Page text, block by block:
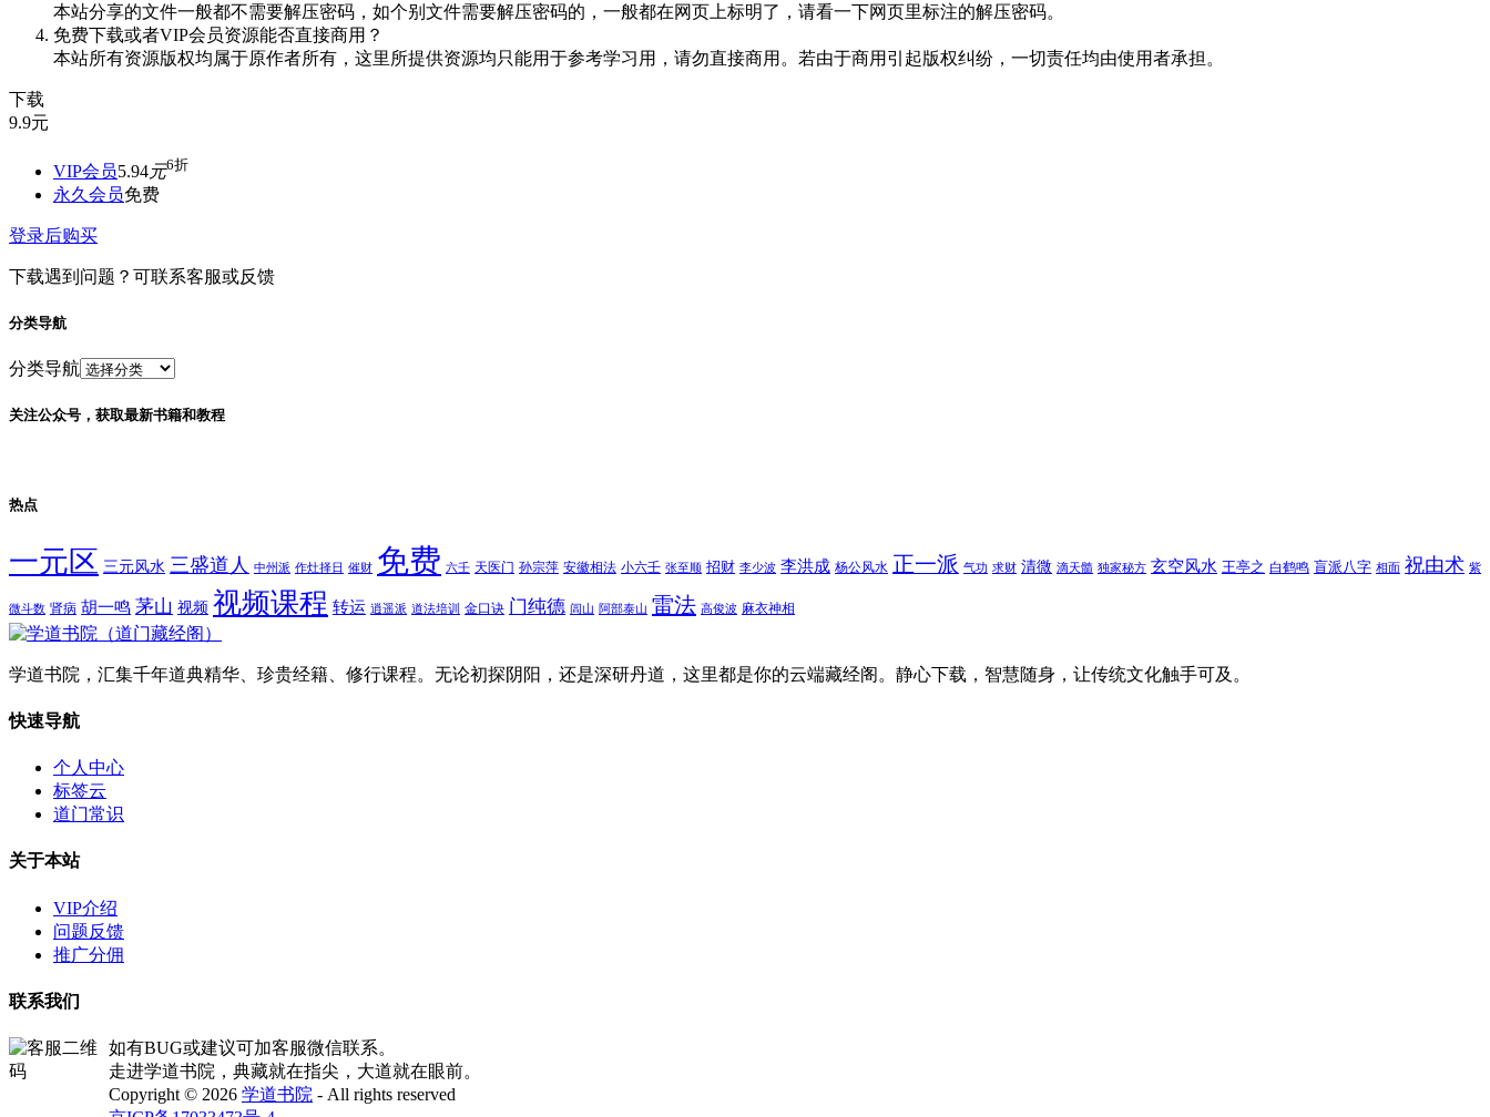
本站分享的文件一般都不需要解压密码，如个别文件需要解压密码的，一般都在网页上标明了，请看一下网页里标注的解压密码。
免费下载或者VIP会员资源能否直接商用？
本站所有资源版权均属于原作者所有，这里所提供资源均只能用于参考学习用，请勿直接商用。若由于商用引起版权纠纷，一切责任均由使用者承担。
下载
9.9元
VIP会员5.94元6折
永久会员免费
登录后购买
下载遇到问题？可联系客服或反馈
分类导航
分类导航
关注公众号，获取最新书籍和教程
热点
一元区 三元风水 三盛道人 中州派 作灶择日 催财 免费 六壬 天医门 孙宗萍 安徽相法 小六壬 张至顺 招财 李少波 李洪成 杨公风水 正一派 气功 求财 清微 滴天髓 独家秘方 玄空风水 王亭之 白鹤鸣 盲派八字 相面 祝由术 紫
微斗数 肾病 胡一鸣 茅山 视频 视频课程 转运 逍遥派 道法培训 金口诀 门纯德 闾山 阿部泰山 雷法 高俊波 麻衣神相
学道书院，汇集千年道典精华、珍贵经籍、修行课程。无论初探阴阳，还是深研丹道，这里都是你的云端藏经阁。静心下载，智慧随身，让传统文化触手可及。
快速导航
个人中心
标签云
道门常识
关于本站
VIP介绍
问题反馈
推广分佣
联系我们
如有BUG或建议可加客服微信联系。
走进学道书院，典藏就在指尖，大道就在眼前。
Copyright © 2026 学道书院 - All rights reserved